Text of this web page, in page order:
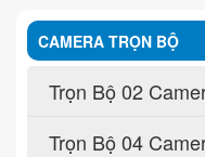
CAMERA TRỌN BỘ
Trọn Bộ 02
Trọn Bộ 04